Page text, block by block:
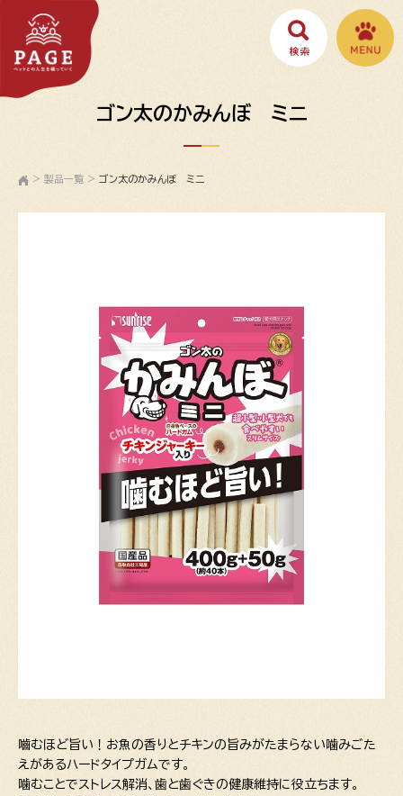
ゴン太のかみんぼ ミニ
> 製品一覧 > ゴン太のかみんぼ ミニ
嚙むほど旨い！お魚の香りとチキンの旨みがたまらない噛みごた
えがあるハードタイプガムです。
噛むことでストレス解消、歯と歯ぐきの健康維持に役立ちます。